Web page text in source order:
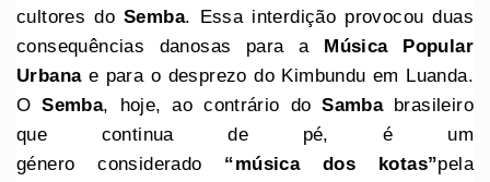
cultores doSemba. Essa interdição provocou duas
consequências danosas para a Música Popular
Urbanae para o desprezo do Kimbundu em Luanda.
OSemba, hoje, ao contrário doSambabrasileiro
que continua de pé, é um
género considerado “música dos kotas”pela